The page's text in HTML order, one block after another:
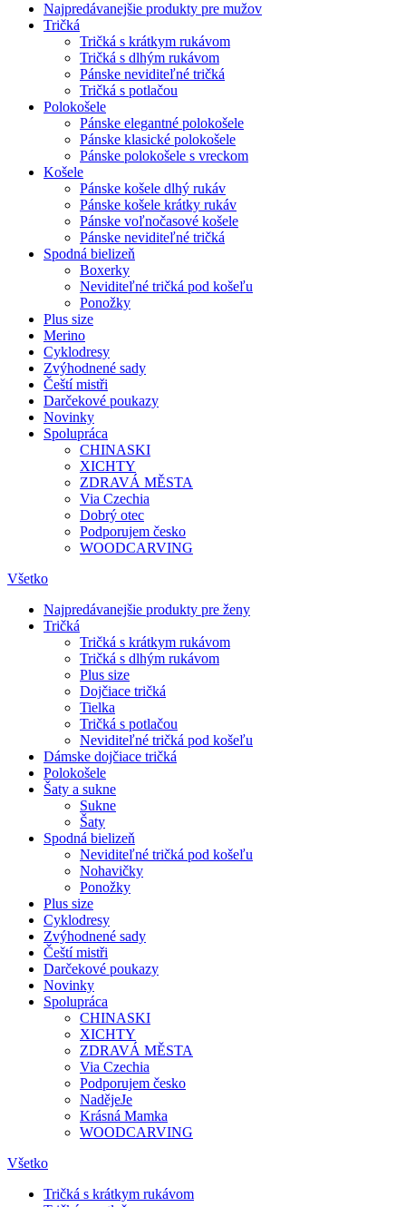
Najpredávanejšie produkty pre mužov
Tričká
Tričká s krátkym rukávom
Tričká s dlhým rukávom
Pánske neviditeľné tričká
Tričká s potlačou
Polokošele
Pánske elegantné polokošele
Pánske klasické polokošele
Pánske polokošele s vreckom
Košele
Pánske košele dlhý rukáv
Pánske košele krátky rukáv
Pánske voľnočasové košele
Pánske neviditeľné tričká
Spodná bielizeň
Boxerky
Neviditeľné tričká pod košeľu
Ponožky
Plus size
Merino
Cyklodresy
Zvýhodnené sady
Čeští mistři
Darčekové poukazy
Novinky
Spolupráca
CHINASKI
XICHTY
ZDRAVÁ MĚSTA
Via Czechia
Dobrý otec
Podporujem česko
WOODCARVING
Všetko
Najpredávanejšie produkty pre ženy
Tričká
Tričká s krátkym rukávom
Tričká s dlhým rukávom
Plus size
Dojčiace tričká
Tielka
Tričká s potlačou
Neviditeľné tričká pod košeľu
Dámske dojčiace tričká
Polokošele
Šaty a sukne
Sukne
Šaty
Spodná bielizeň
Neviditeľné tričká pod košeľu
Nohavičky
Ponožky
Plus size
Cyklodresy
Zvýhodnené sady
Čeští mistři
Darčekové poukazy
Novinky
Spolupráca
CHINASKI
XICHTY
ZDRAVÁ MĚSTA
Via Czechia
Podporujem česko
NadějeJe
Krásná Mamka
WOODCARVING
Všetko
Tričká s krátkym rukávom